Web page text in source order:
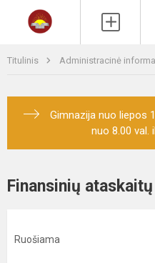
Titulinis Administracinė
Gimnazija nuo liepos
nuo 8.00 val.
Finansinių
Ruošiama